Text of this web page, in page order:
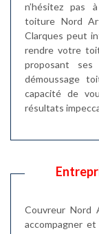
n’hésitez pas
toiture Nord
Clarques peut
rendre votre
proposant
démoussage
capacité de
résultats
Couvreur Nord
accompagner